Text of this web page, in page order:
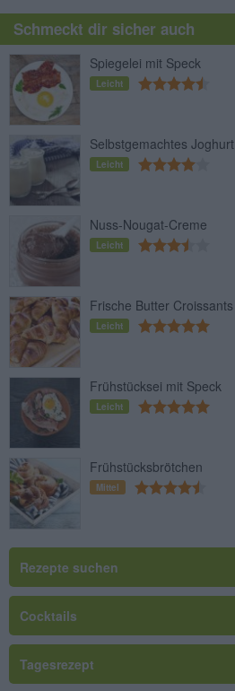
Schmeckt dir sicher auch
Spiegelei mit Speck
Leicht
Selbstgemachtes Joghurt
Leicht
Nuss-Nougat-Creme
Leicht
Frische Butter Croissants
Leicht
Frühstücksei mit Speck
Leicht
Frühstücksbrötchen
Mittel
Rezepte suchen
Cocktails
Tagesrezept